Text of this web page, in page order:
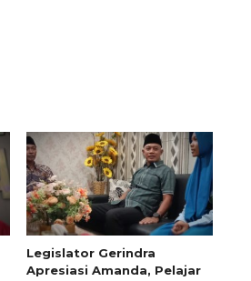
Legislator Gerindra
Apresiasi Amanda, Pelajar